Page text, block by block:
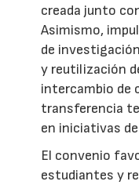
creada junto
Asimismo,
de
y reutilización
intercambio de
transferencia
en iniciativas
El convenio
estudiantes y